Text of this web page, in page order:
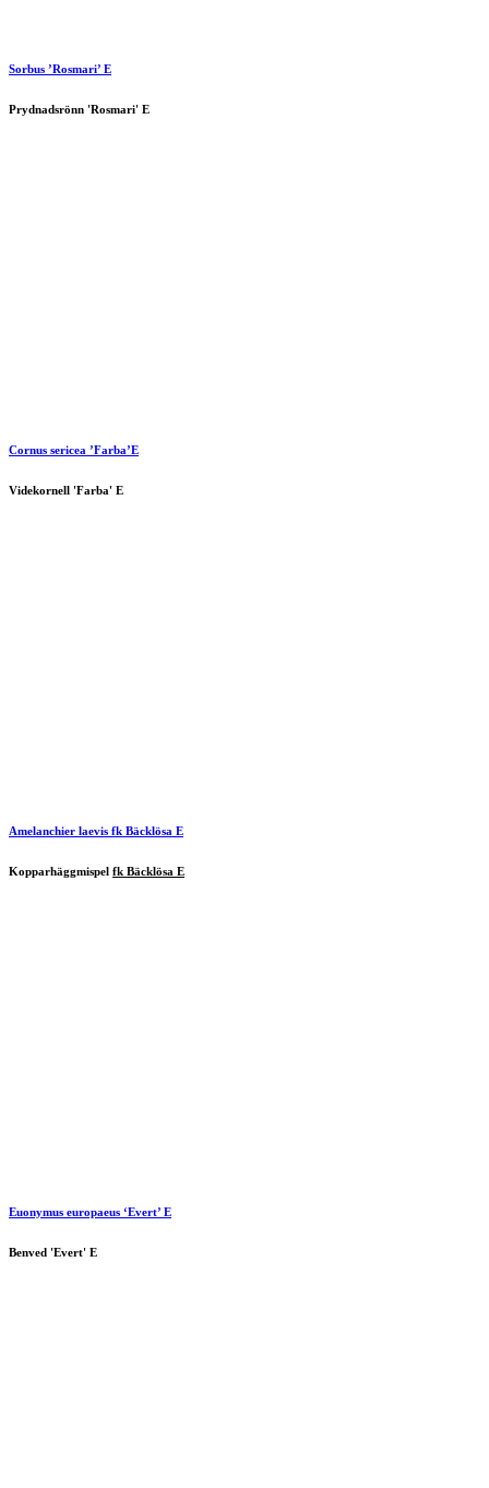
Sorbus ’Rosmari’ E
Prydnadsrönn 'Rosmari' E
Cornus sericea ’Farba’E
Videkornell 'Farba' E
Amelanchier laevis fk Bäcklösa E
Kopparhäggmispel fk Bäcklösa E
Euonymus europaeus ‘Evert’ E
Benved 'Evert' E